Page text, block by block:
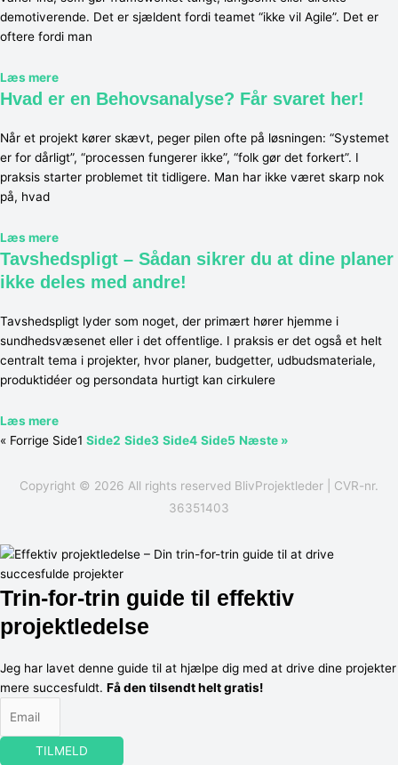
demotiverende. Det er sjældent fordi teamet “ikke vil Agile”. Det er
oftere fordi man
Læs mere
Hvad er en Behovsanalyse? Får svaret her!
Når et projekt kører skævt, peger pilen ofte på løsningen: “Systemet
er for dårligt”, “processen fungerer ikke”, “folk gør det forkert”. I
praksis starter problemet tit tidligere. Man har ikke været skarp nok
på, hvad
Læs mere
Tavshedspligt – Sådan sikrer du at dine planer
ikke deles med andre!
Tavshedspligt lyder som noget, der primært hører hjemme i
sundhedsvæsenet eller i det offentlige. I praksis er det også et helt
centralt tema i projekter, hvor planer, budgetter, udbudsmateriale,
produktidéer og persondata hurtigt kan cirkulere
Læs mere
« Forrige Side1 Side2 Side3 Side4 Side5 Næste »
Copyright © 2026 All rights reserved BlivProjektleder | CVR-nr.
36351403
Trin-for-trin guide til effektiv
projektledelse
Jeg har lavet denne guide til at hjælpe dig med at drive dine projekter
mere succesfuldt. Få den tilsendt helt gratis!
TILMELD